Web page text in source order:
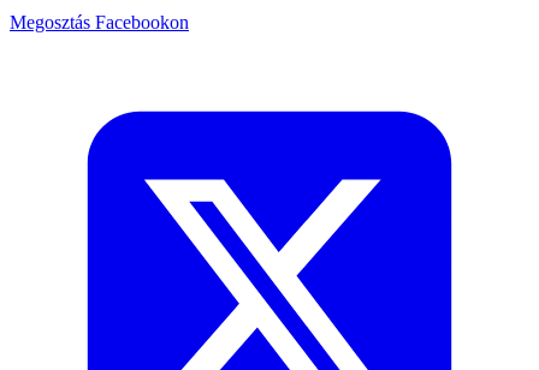
Megosztás Facebookon